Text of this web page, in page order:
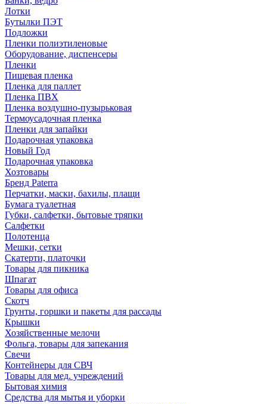
Лотки
Бутылки ПЭТ
Подложки
Пленки полиэтиленовые
Оборудование, диспенсеры
Пленки
Пищевая пленка
Пленка для паллет
Пленка ПВХ
Пленка воздушно-пузырьковая
Термоусадочная пленка
Пленки для запайки
Подарочная упаковка
Новый Год
Подарочная упаковка
Хозтовары
Бренд Paterra
Перчатки, маски, бахилы, плащи
Бумага туалетная
Губки, салфетки, бытовые тряпки
Салфетки
Полотенца
Мешки, сетки
Скатерти, платочки
Товары для пикника
Шпагат
Товары для офиса
Скотч
Грунты, горшки и пакеты для рассады
Крышки
Хозяйственные мелочи
Фольга, товары для запекания
Свечи
Контейнеры для СВЧ
Товары для мед. учреждений
Бытовая химия
Средства для мытья и уборки